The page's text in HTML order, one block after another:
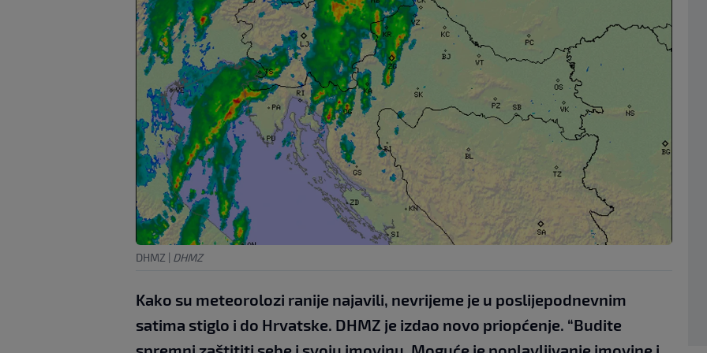
DHMZ | DHMZ
Kako su meteorolozi ranije najavili, nevrijeme je u poslijepodnevnim
satima stiglo i do Hrvatske. DHMZ je izdao novo priopćenje. “Budite